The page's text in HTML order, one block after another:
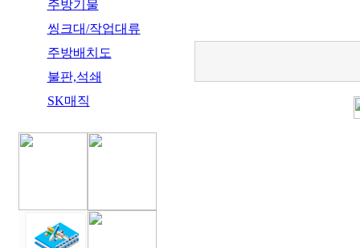
주방기물
씽크대/작업대류
주방배치도
불판,석쇄
SK매직